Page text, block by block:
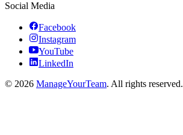
Social Media
Facebook
Instagram
YouTube
LinkedIn
© 2026 ManageYourTeam. All rights reserved.